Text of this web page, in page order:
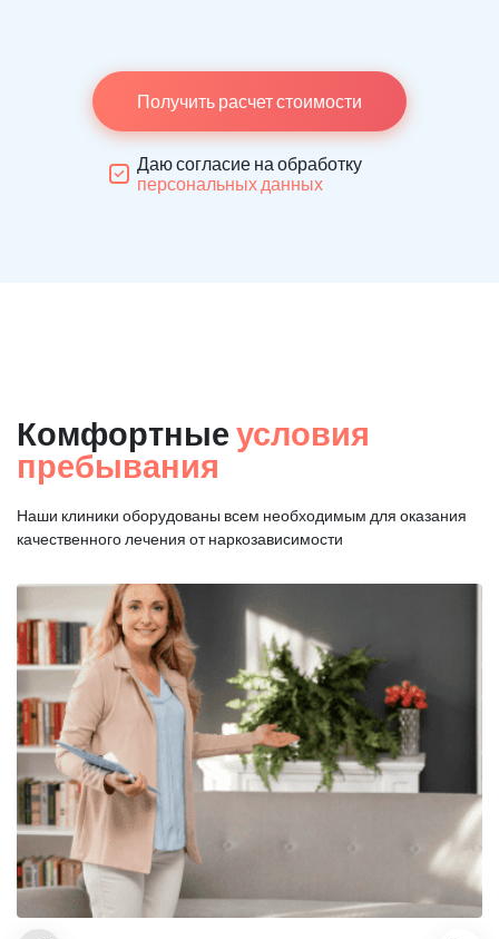
Получить расчет стоимости
Даю согласие на обработку
персональных данных
Комфортные условия
пребывания
Наши клиники оборудованы всем необходимым для оказания
качественного лечения от наркозависимости